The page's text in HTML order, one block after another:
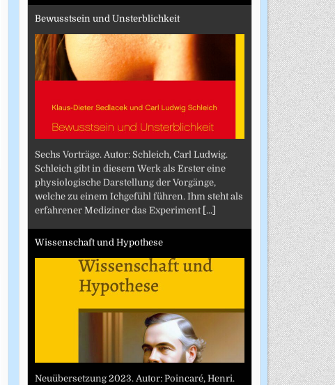
Bewusstsein und Unsterblichkeit
Sechs Vorträge. Autor: Schleich, Carl Ludwig.
Schleich gibt in diesem Werk als Erster eine
physiologische Darstellung der Vorgänge,
welche zu einem Ichgefühl führen. Ihm steht als
erfahrener Mediziner das Experiment [...]
Wissenschaft und Hypothese
Neuübersetzung 2023. Autor: Poincaré, Henri.